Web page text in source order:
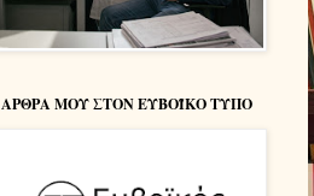
ΑΡΘΡΑ ΜΟΥ ΣΤΟΝ ΕΥΒΟΪΚΟ ΤΥΠΟ